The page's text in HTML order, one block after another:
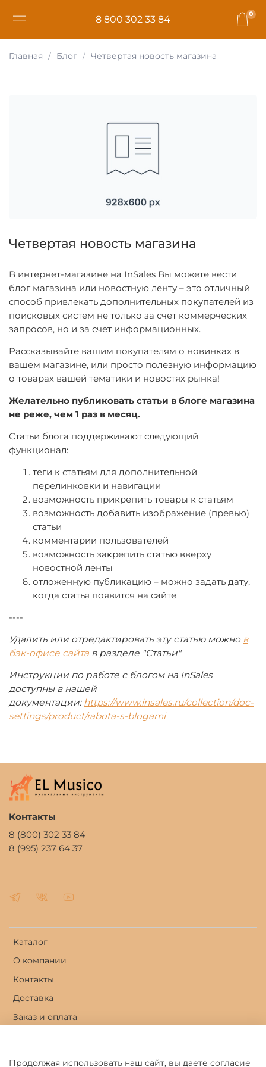
8 800 302 33 84 0
Главная Блог Четвертая новость магазина
Четвертая новость магазина
В интернет-магазине на InSales Вы можете вести
блог магазина или новостную ленту – это отличный
способ привлекать дополнительных покупателей из
поисковых систем не только за счет коммерческих
запросов, но и за счет информационных.
Рассказывайте вашим покупателям о новинках в
вашем магазине, или просто полезную информацию
о товарах вашей тематики и новостях рынка!
Желательно публиковать статьи в блоге магазина
не реже, чем 1 раз в месяц.
Статьи блога поддерживают следующий
функционал:
теги к статьям для дополнительной
перелинковки и навигации
возможность прикрепить товары к статьям
возможность добавить изображение (превью)
статьи
комментарии пользователей
возможность закрепить статью вверху
новостной ленты
отложенную публикацию – можно задать дату,
когда статья появится на сайте
----
Удалить или отредактировать эту статью можно в
бэк-офисе сайта в разделе "Статьи"
Инструкции по работе с блогом на InSales
доступны в нашей
документации: https://www.insales.ru/collection/doc-
settings/product/rabota-s-blogami
Каталог
О компании
Контакты
Доставка
Заказ и оплата
Контакты
8 (800) 302 33 84
8 (995) 237 64 37
Продолжая использовать наш сайт, вы даете согласие